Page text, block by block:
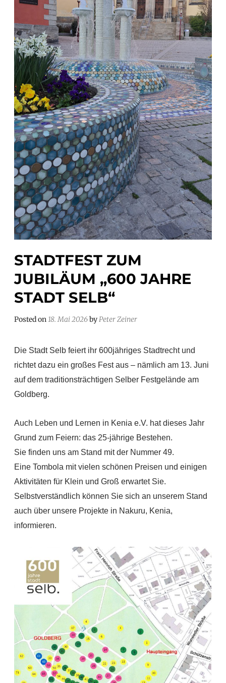
STADTFEST ZUM
JUBILÄUM „600 JAHRE
STADT SELB“
Posted on18. Mai 2026byPeter Zeiner
Die Stadt Selb feiert ihr 600jähriges Stadtrecht und
richtet dazu ein großes Fest aus – nämlich am 13. Juni
auf dem traditionsträchtigen Selber Festgelände am
Goldberg.
Auch Leben und Lernen in Kenia e.V. hat dieses Jahr
Grund zum Feiern: das 25-jährige Bestehen.
Sie finden uns am Stand mit der Nummer 49.
Eine Tombola mit vielen schönen Preisen und einigen
Aktivitäten für Klein und Groß erwartet Sie.
Selbstverständlich können Sie sich an unserem Stand
auch über unsere Projekte in Nakuru, Kenia,
informieren.